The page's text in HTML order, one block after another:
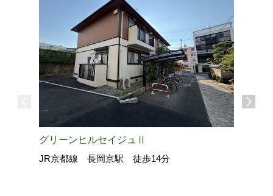
グリーンヒルセイジュⅡ
JR京都線 長岡京駅 徒歩14分